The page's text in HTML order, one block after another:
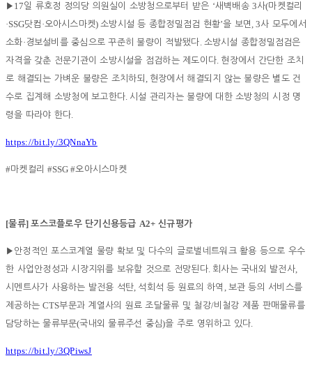
▶ 17일 류호정 정의당 의원실이 소방청으로부터 받은 ‘새벽배송3사(마켓컬리
·SSG닷컴 ·오아시스마켓)소방시설 등 종합정밀점검 현황’을 보면 , 3사 모두에서
소화·경보설비를 중심으로 꾸준히 불량이 적발됐다. 소방시설 종합정밀점검은
자격을 갖춘 전문기관이 소방시설을 점검하는 제도이다. 현장에서 간단한 조치
로 해결되는 가벼운 불량은 조치하되 , 현장에서 해결되지 않는 불량은 별도 건
수로 집계해 소방청에 보고한다. 시설 관리자는 불량에 대한 소방청의 시정 명
령을 따라야 한다.
https://bit.ly/3QNnaYb
#마켓컬리#SSG #오아시스마켓
[물류]포스코플로우 단기신용등급 A2+신규평가
▶ 안정적인 포스코계열 물량 확보 및 다수의 글로벌네트워크 활용 등으로 우수
한 사업안정성과 시장지위를 보유할 것으로 전망된다. 회사는 국내외 발전사,
시멘트사가 사용하는 발전용 석탄, 석회석 등 원료의 하역 , 보관 등의 서비스를
제공하는CTS부문과 계열사의 원료 조달물류 및 철강/비철강 제품 판매물류를
담당하는 물류부문(국내외 물류주선 중심)을 주로 영위하고 있다.
https://bit.ly/3QPiwsJ